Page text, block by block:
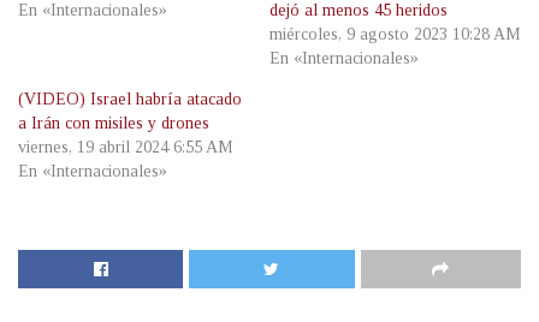
En «Internacionales»
dejó al menos 45 heridos
miércoles, 9 agosto 2023 10:28 AM
En «Internacionales»
(VIDEO) Israel habría atacado
a Irán con misiles y drones
viernes, 19 abril 2024 6:55 AM
En «Internacionales»